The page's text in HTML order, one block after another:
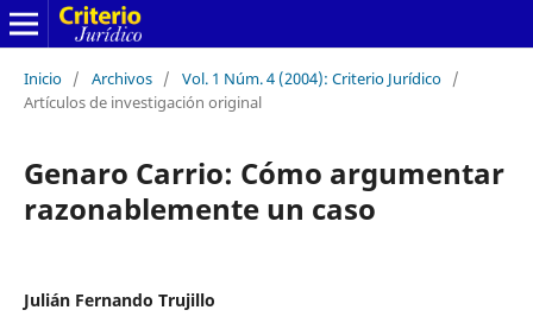
Inicio / Archivos / Vol. 1 Núm. 4 (2004): Criterio Jurídico /
Artículos de investigación original
Genaro Carrio: Cómo argumentar
razonablemente un caso
Julián Fernando Trujillo